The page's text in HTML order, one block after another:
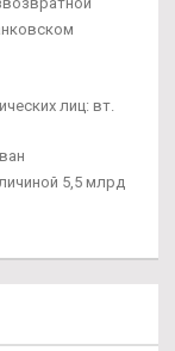
лиц: вт.
5,5 млрд